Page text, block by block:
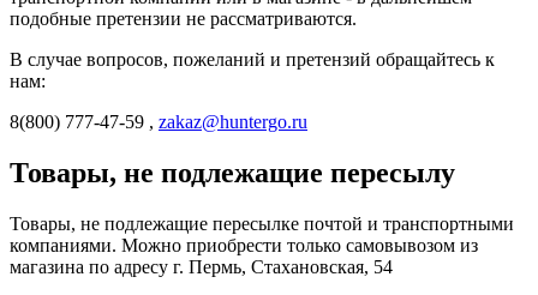
подобные претензии не рассматриваются.
В случае вопросов, пожеланий и претензий обращайтесь к
нам:
8(800) 777-47-59 , zakaz@huntergo.ru
Товары, не подлежащие пересылу
Товары, не подлежащие пересылке почтой и транспортными
компаниями. Можно приобрести только самовывозом из
магазина по адресу г. Пермь, Стахановская, 54